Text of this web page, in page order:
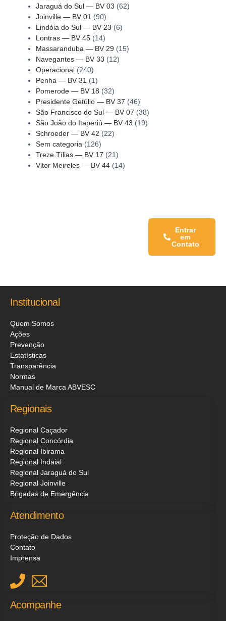
Jaraguá do Sul — BV 03 (62)
Joinville — BV 01 (90)
Lindóia do Sul — BV 23 (6)
Lontras — BV 45(14)
Massaranduba — BV 29 (15)
Navegantes — BV 33 (12)
Operacional(240)
Penha — BV 31 (1)
Pomerode — BV 18 (32)
Presidente Getúlio — BV 37 (46)
São Francisco do Sul — BV 07 (38)
São João do Itaperiú — BV 43 (19)
Schroeder — BV 42 (22)
Sem categoria (126)
Treze Tílias — BV 17 (21)
Vitor Meireles — BV 44(14)
Entrar
em
Contato
Institucional
Quem Somos
Ações
Prevenção
Estatísticas
Transparência
Normas
Manual de Marca ABVESC
Regionais
Regional Caçador
Regional Concórdia
Regional Ibirama
Regional Indaial
Regional Jaraguá do Sul
Regional Joinville
Brigadas de Emergência
Atendimento
Proteção de Dados
Contato
Imprensa
Acompanhe